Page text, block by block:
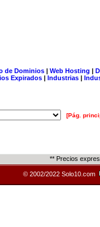
de Dominios| Web Hosting |
Expirados | Industrias |
[Pág.
** Precios
© 2002/2022 Solo10.com